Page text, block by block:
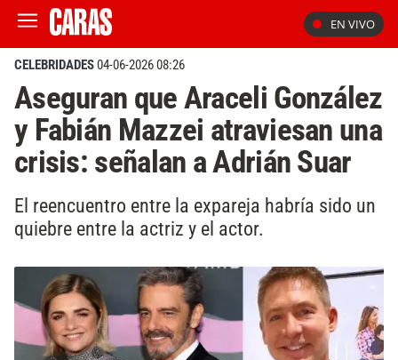
EN VIVO
CELEBRIDADES04-06-2026 08:26
Aseguran que Araceli González
y Fabián Mazzei atraviesan una
crisis: señalan a Adrián Suar
El reencuentro entre la expareja habría sido un
quiebre entre la actriz y el actor.